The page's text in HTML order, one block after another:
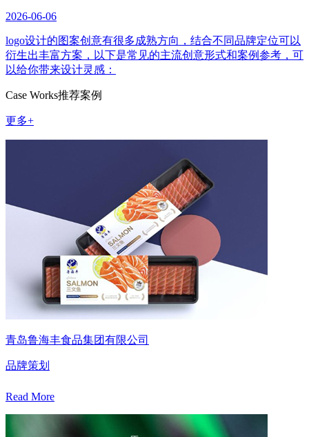
2026-06-06
logo设计的图案创意有很多成熟方向，结合不同品牌定位可以
衍生出丰富方案，以下是常见的主流创意形式和案例参考，可
以给你带来设计灵感：
Case Works推荐案例
更多+
青岛鲁海丰食品集团有限公司
品牌策划
Read More